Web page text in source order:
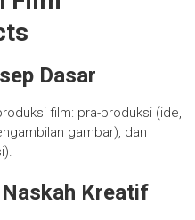
Dasar
film: pra-produksi (ide,
gambar), dan
Kreatif